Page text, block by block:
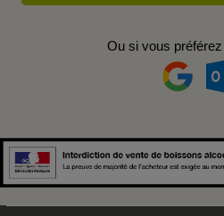
Ou si vous